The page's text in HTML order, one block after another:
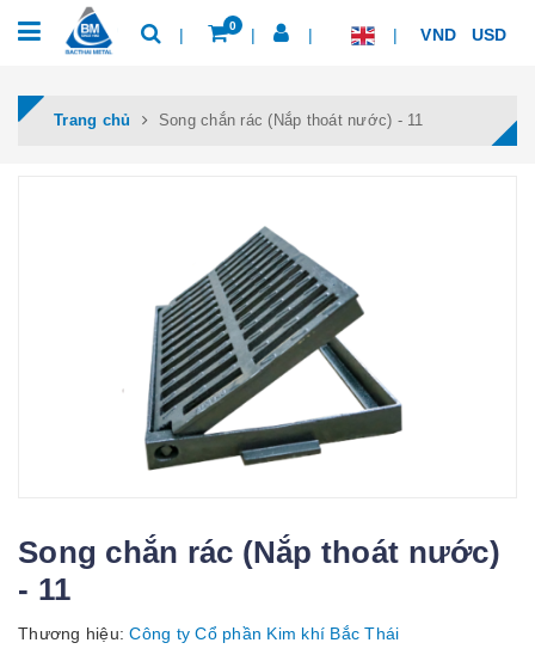
0 VND USD
Trang chủ Song chắn rác (Nắp thoát nước) - 11
Song chắn rác (Nắp thoát nước)
- 11
Thương hiệu: Công ty Cổ phần Kim khí Bắc Thái